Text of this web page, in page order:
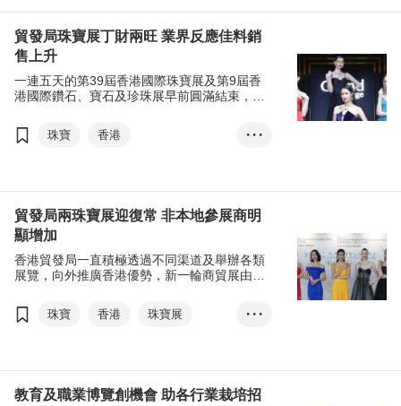
香港國際授權展
亞洲授權業會議
展覽+
香港春季電子產品展
香港國際春季燈飾展
張淑芬
國際創科營商周
東盟圓桌會議
展覽+
政府資訊科技總監辦公室
貿發局珠寶展丁財兩旺 業界反應佳料銷
售上升
一連五天的第39屆香港國際珠寶展及第9屆香
港國際鑽石、寶石及珍珠展早前圓滿結束，匯
區超過6萬名買家進場採購，來自中國內地及亞
洲地區的買家升幅顯著。
珠寶
香港
張淑芬
口罩令
通關
展覽+
經濟復蘇
• • •
貿發局兩珠寶展迎復常 非本地參展商明
顯增加
香港貿發局一直積極透過不同渠道及舉辦各類
展覽，向外推廣香港優勢，新一輪商貿展由第
寶石及珍珠展啟動，讓環球買家與展商聚首一
堂，促進交流與洽商。
珠寶 香港
珠寶展
香港國際鑽石、寶石及珍珠展
• • •
教育及職業博覽創機會 助各行業栽培招